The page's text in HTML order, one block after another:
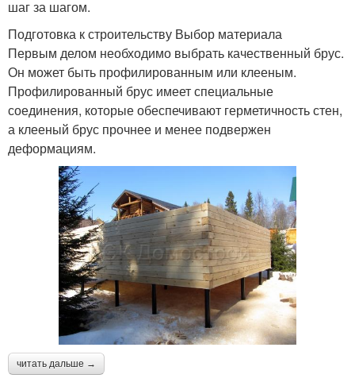
шаг за шагом.
Подготовка к строительству Выбор материала
Первым делом необходимо выбрать качественный брус.
Он может быть профилированным или клееным.
Профилированный брус имеет специальные
соединения, которые обеспечивают герметичность стен,
а клееный брус прочнее и менее подвержен
деформациям.
читать дальше →